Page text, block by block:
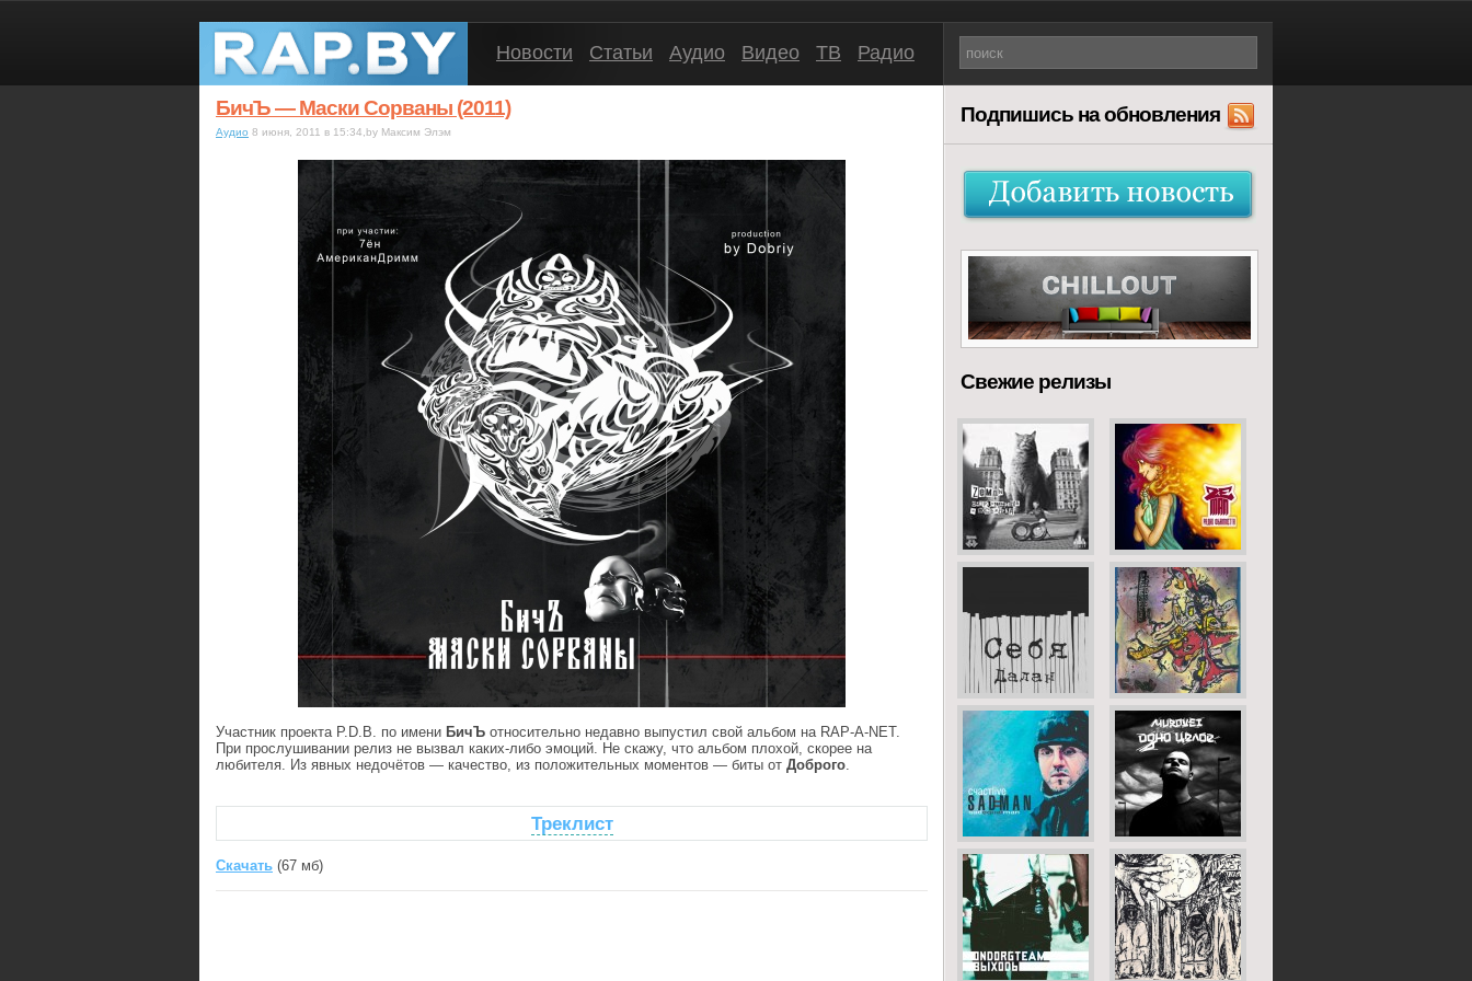
Новости Статьи Аудио Видео ТВ Радио
БичЪ — Маски Сорваны (2011)
Аудио 8 июня, 2011 в 15:34,by Максим Элэм
Участник проекта P.D.B. по имени БичЪ относительно недавно выпустил свой альбом на RAP-A-NET.
При прослушивании релиз не вызвал каких-либо эмоций. Не скажу, что альбом плохой, скорее на
любителя. Из явных недочётов — качество, из положительных моментов — биты от Доброго.
Треклист
Скачать (67 мб)
Подпишись на обновления
Свежие релизы